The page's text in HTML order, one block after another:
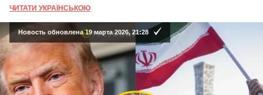
ЧИТАТИ УКРАЇНСЬКОЮ
Новость обновлена 19 марта 2026, 21:28